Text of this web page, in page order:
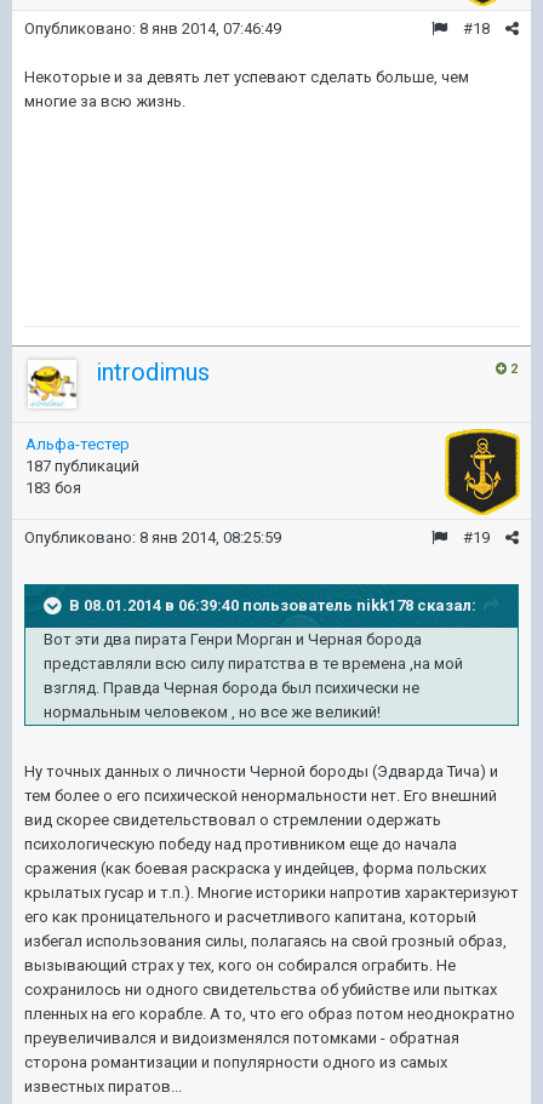
#18
Опубликовано: 8 янв 2014, 07:46:49
Некоторые и за девять лет успевают сделать больше, чем
многие за всю жизнь.
2
introdimus
Альфа-тестер
187 публикаций
183 боя
#19
Опубликовано: 8 янв 2014, 08:25:59
В 08.01.2014 в 06:39:40 пользователь nikk178 сказал:
Вот эти два пирата Генри Морган и Черная борода
представляли всю силу пиратства в те времена ,на мой
взгляд. Правда Черная борода был психически не
нормальным человеком , но все же великий!
Ну точных данных о личности Черной бороды (Эдварда Тича) и
тем более о его психической ненормальности нет. Его внешний
вид скорее свидетельствовал о стремлении одержать
психологическую победу над противником еще до начала
сражения (как боевая раскраска у индейцев, форма польских
крылатых гусар и т.п.). Многие историки напротив характеризуют
его как проницательного и расчетливого капитана, который
избегал использования силы, полагаясь на свой грозный образ,
вызывающий страх у тех, кого он собирался ограбить. Не
сохранилось ни одного свидетельства об убийстве или пытках
пленных на его корабле. А то, что его образ потом неоднократно
преувеличивался и видоизменялся потомками - обратная
сторона романтизации и популярности одного из самых
известных пиратов...